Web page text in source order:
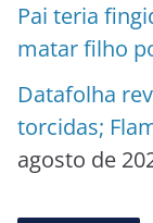
Pai teria
matar filho
Datafolha
torcidas;
agosto de